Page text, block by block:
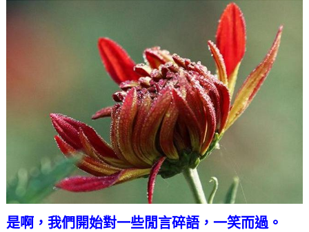
是啊，我們開始對一些閒言碎語，一笑而過。